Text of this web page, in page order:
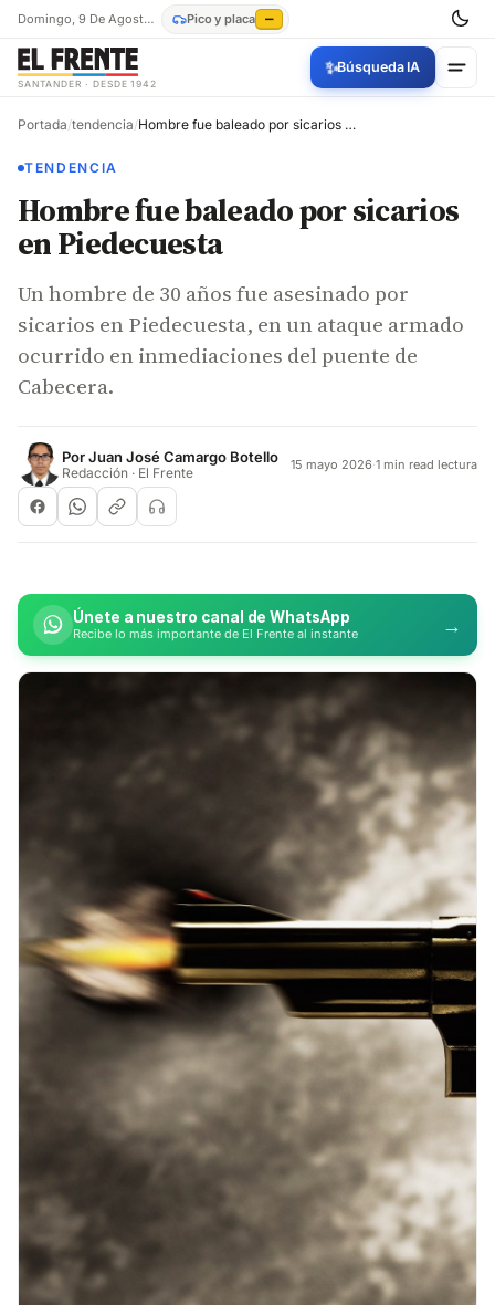
Domingo, 9 De Agosto De 2026 Pico y placa —
SANTANDER · DESDE 1942
✨Búsqueda IA
Portada/tendencia/ Hombre fue baleado por sicarios en Piedecuesta
TENDENCIA
Hombre fue baleado por sicarios
en Piedecuesta
Un hombre de 30 años fue asesinado por
sicarios en Piedecuesta, en un ataque armado
ocurrido en inmediaciones del puente de
Cabecera.
PorJuan José Camargo Botello
Redacción · El Frente 15 mayo 2026·1 min read lectura
Únete a nuestro canal de WhatsApp
Recibe lo más importante de El Frente al instante →